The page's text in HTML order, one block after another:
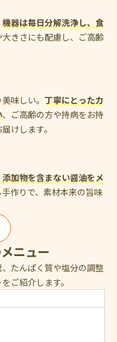
機器は毎日分解洗浄し、食
きさにも配慮し、ご高齢
味しい。 丁寧にとったカ
、ご高齢の方や持病をお持
けします。
添加物を含まない醤油をメ
作りで、素材本来の旨味
ニュー
たんぱく質や塩分の調整
ご紹介します。